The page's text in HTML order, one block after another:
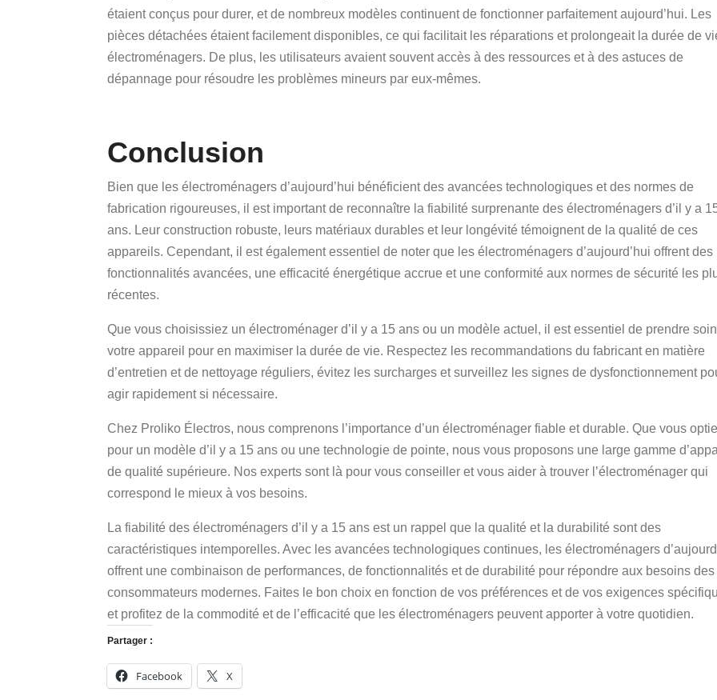
étaient conçus pour durer, et de nombreux modèles continuent de fonctionner parfaitement aujourd’hui. Les
pièces détachées étaient facilement disponibles, ce qui facilitait les réparations et prolongeait la durée de
électroménagers. De plus, les utilisateurs avaient souvent accès à des ressources et à des astuces de
dépannage pour résoudre les problèmes mineurs par eux-mêmes.
Conclusion
Bien que les électroménagers d’aujourd’hui bénéficient des avancées technologiques et des normes de
fabrication rigoureuses, il est important de reconnaître la fiabilité surprenante des électroménagers d’il y a
ans. Leur construction robuste, leurs matériaux durables et leur longévité témoignent de la qualité de ces
appareils. Cependant, il est également essentiel de noter que les électroménagers d’aujourd’hui offrent des
fonctionnalités avancées, une efficacité énergétique accrue et une conformité aux normes de sécurité les
récentes.
Que vous choisissiez un électroménager d’il y a 15 ans ou un modèle actuel, il est essentiel de prendre
votre appareil pour en maximiser la durée de vie. Respectez les recommandations du fabricant en matière
d’entretien et de nettoyage réguliers, évitez les surcharges et surveillez les signes de dysfonctionnement
agir rapidement si nécessaire.
Chez Proliko Électros, nous comprenons l’importance d’un électroménager fiable et durable. Que vous
pour un modèle d’il y a 15 ans ou une technologie de pointe, nous vous proposons une large gamme
de qualité supérieure. Nos experts sont là pour vous conseiller et vous aider à trouver l’électroménager qui
correspond le mieux à vos besoins.
La fiabilité des électroménagers d’il y a 15 ans est un rappel que la qualité et la durabilité sont des
caractéristiques intemporelles. Avec les avancées technologiques continues, les électroménagers
offrent une combinaison de performances, de fonctionnalités et de durabilité pour répondre aux besoins des
consommateurs modernes. Faites le bon choix en fonction de vos préférences et de vos exigences
et profitez de la commodité et de l’efficacité que les électroménagers peuvent apporter à votre quotidien.
Partager :
Facebook X